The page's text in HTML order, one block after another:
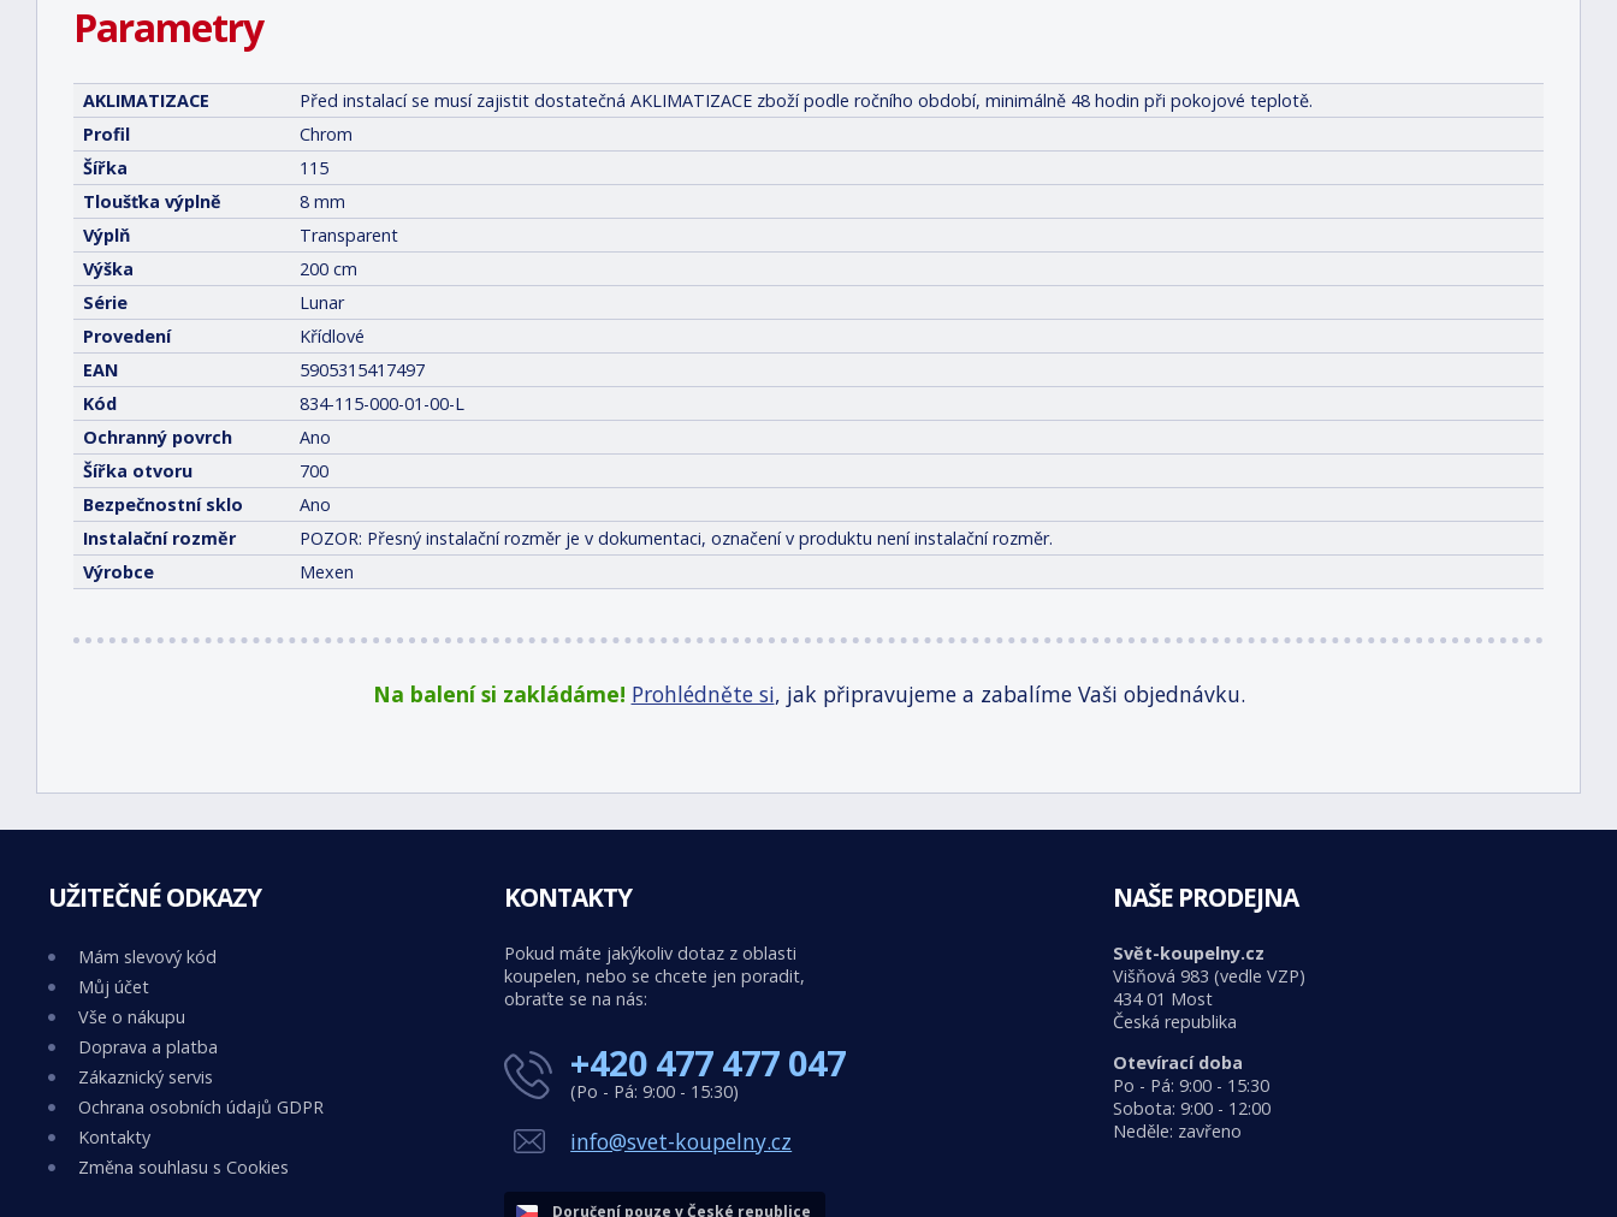
Parametry
AKLIMATIZACE
Před instalací se musí zajistit dostatečná AKLIMATIZACE zboží podle ročního období, minimálně 48 hodin při pokojové teplotě.
Profil
Chrom
Šířka
115
Tloušťka výplně
8 mm
Výplň
Transparent
Výška
200 cm
Série
Lunar
Provedení
Křídlové
EAN
5905315417497
Kód
834-115-000-01-00-L
Ochranný povrch
Ano
Šířka otvoru
700
Bezpečnostní sklo
Ano
Instalační rozměr
POZOR: Přesný instalační rozměr je v dokumentaci, označení v produktu není instalační rozměr.
Výrobce
Mexen
Na balení si zakládáme! Prohlédněte si, jak připravujeme a zabalíme Vaši objednávku.
UŽITEČNÉ ODKAZY
Mám slevový kód
Můj účet
Vše o nákupu
Doprava a platba
Zákaznický servis
Ochrana osobních údajů GDPR
Kontakty
Změna souhlasu s Cookies
KONTAKTY
Pokud máte jakýkoliv dotaz z oblasti
koupelen, nebo se chcete jen poradit,
obraťte se na nás:
+420 477 477 047
(Po - Pá: 9:00 - 15:30)
info@svet-koupelny.cz
Doručení pouze v České republice
NAŠE PRODEJNA
Svět-koupelny.cz
Višňová 983 (vedle VZP)
434 01 Most
Česká republika
Otevírací doba
Po - Pá: 9:00 - 15:30
Sobota: 9:00 - 12:00
Neděle: zavřeno